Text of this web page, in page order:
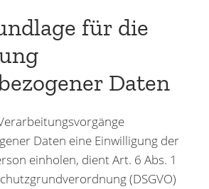
für die
Daten
Daten eine Einwilligung der
einholen, dient Art. 6 Abs. 1
(DSGVO)